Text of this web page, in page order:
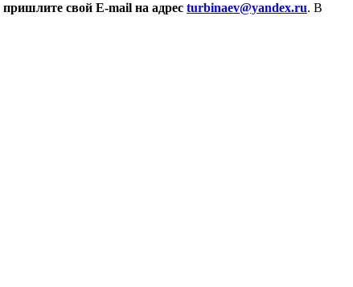
пришлите свой E-mail на адрес turbinaev@yandex.ru. В